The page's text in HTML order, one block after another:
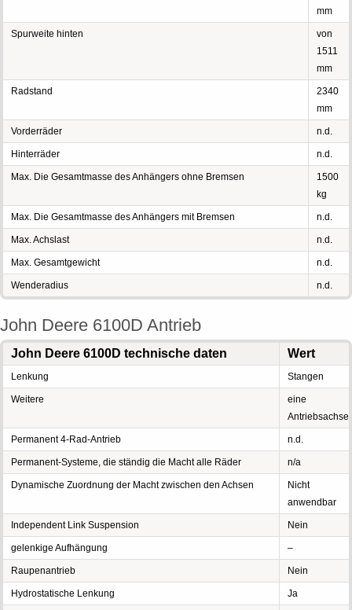
mm
Spurweite hinten
von
1511
mm
Radstand
2340
mm
Vorderräder n.d.
Hinterräder n.d.
Max. Die Gesamtmasse des Anhängers ohne Bremsen
1500
kg
Max. Die Gesamtmasse des Anhängers mit Bremsen n.d.
Max. Achslast n.d.
Max. Gesamtgewicht n.d.
Wenderadius n.d.
John Deere 6100D Antrieb
John Deere 6100D technische daten Wert
Lenkung Stangen
Weitere
eine
Antriebsachse
Permanent 4-Rad-Antrieb n.d.
Permanent-Systeme, die ständig die Macht alle Räder n/a
Dynamische Zuordnung der Macht zwischen den Achsen
Nicht
anwendbar
Independent Link Suspension Nein
gelenkige Aufhängung –
Raupenantrieb Nein
Hydrostatische Lenkung Ja